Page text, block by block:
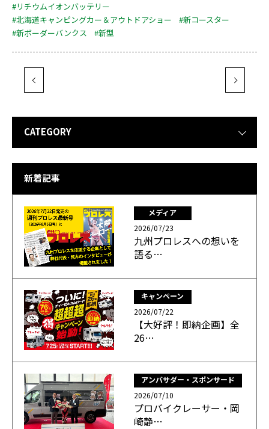
#リチウムイオンバッテリー
#北海道キャンピングカー＆アウトドアショー
#新コースター
#新ボーダーバンクス
#新型
CATEGORY
新着記事
メディア
2026/07/23
九州プロレスへの想いを
語る…
キャンペーン
2026/07/22
【大好評！即納企画】全
26…
アンバサダー・スポンサード
2026/07/10
プロバイクレーサー・岡
崎静…